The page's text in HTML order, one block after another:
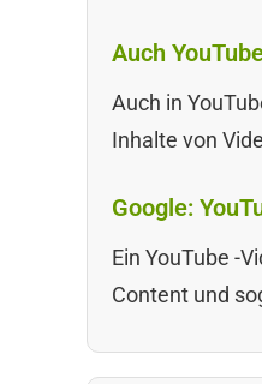
Auch
Auch in
Inhalte von
Google:
Ein YouTube -
Content und